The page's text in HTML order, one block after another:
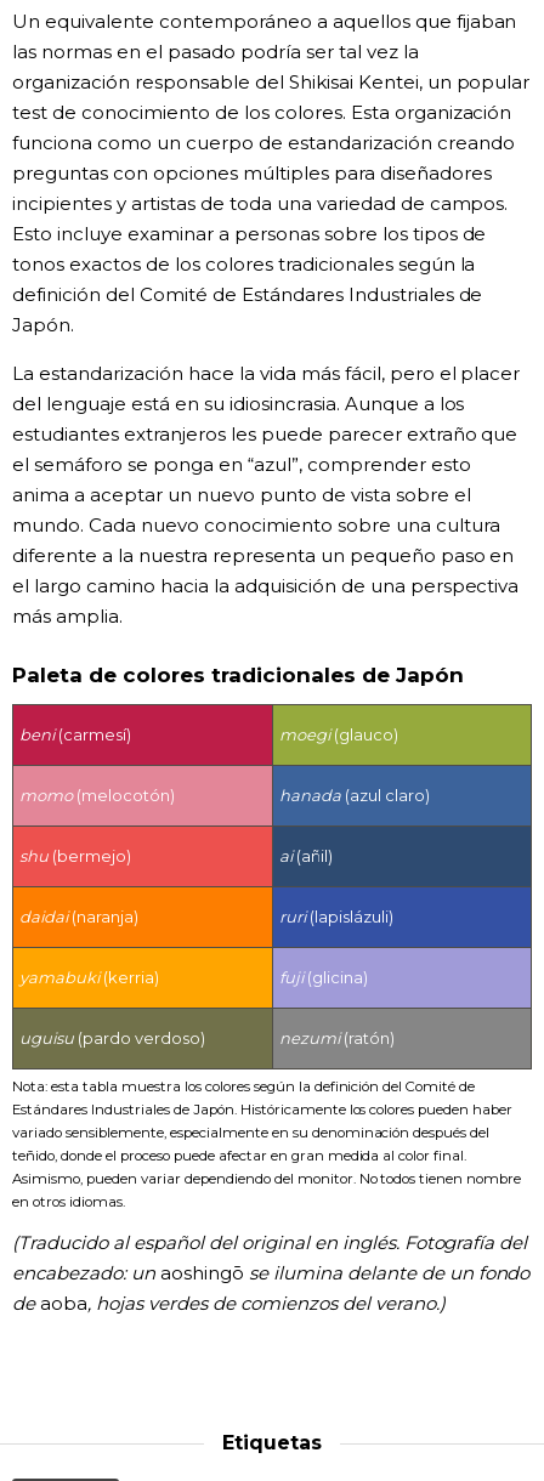
Un equivalente contemporáneo a aquellos que fijaban
las normas en el pasado podría ser tal vez la
organización responsable del Shikisai Kentei, un popular
test de conocimiento de los colores. Esta organización
funciona como un cuerpo de estandarización creando
preguntas con opciones múltiples para diseñadores
incipientes y artistas de toda una variedad de campos.
Esto incluye examinar a personas sobre los tipos de
tonos exactos de los colores tradicionales según la
definición del Comité de Estándares Industriales de
Japón.
La estandarización hace la vida más fácil, pero el placer
del lenguaje está en su idiosincrasia. Aunque a los
estudiantes extranjeros les puede parecer extraño que
el semáforo se ponga en “azul”, comprender esto
anima a aceptar un nuevo punto de vista sobre el
mundo. Cada nuevo conocimiento sobre una cultura
diferente a la nuestra representa un pequeño paso en
el largo camino hacia la adquisición de una perspectiva
más amplia.
Paleta de colores tradicionales de Japón
beni(carmesí) moegi(glauco)
momo(melocotón) hanada(azul claro)
shu(bermejo) ai(añil)
daidai(naranja) ruri(lapislázuli)
yamabuki(kerria) fuji(glicina)
uguisu(pardo verdoso) nezumi(ratón)
Nota: esta tabla muestra los colores según la definición del Comité de
Estándares Industriales de Japón. Históricamente los colores pueden haber
variado sensiblemente, especialmente en su denominación después del
teñido, donde el proceso puede afectar en gran medida al color final.
Asimismo, pueden variar dependiendo del monitor. No todos tienen nombre
en otros idiomas.
(Traducido al español del original en inglés. Fotografía del
encabezado: un aoshingō se ilumina delante de un fondo
deaoba, hojas verdes de comienzos del verano.)
Etiquetas